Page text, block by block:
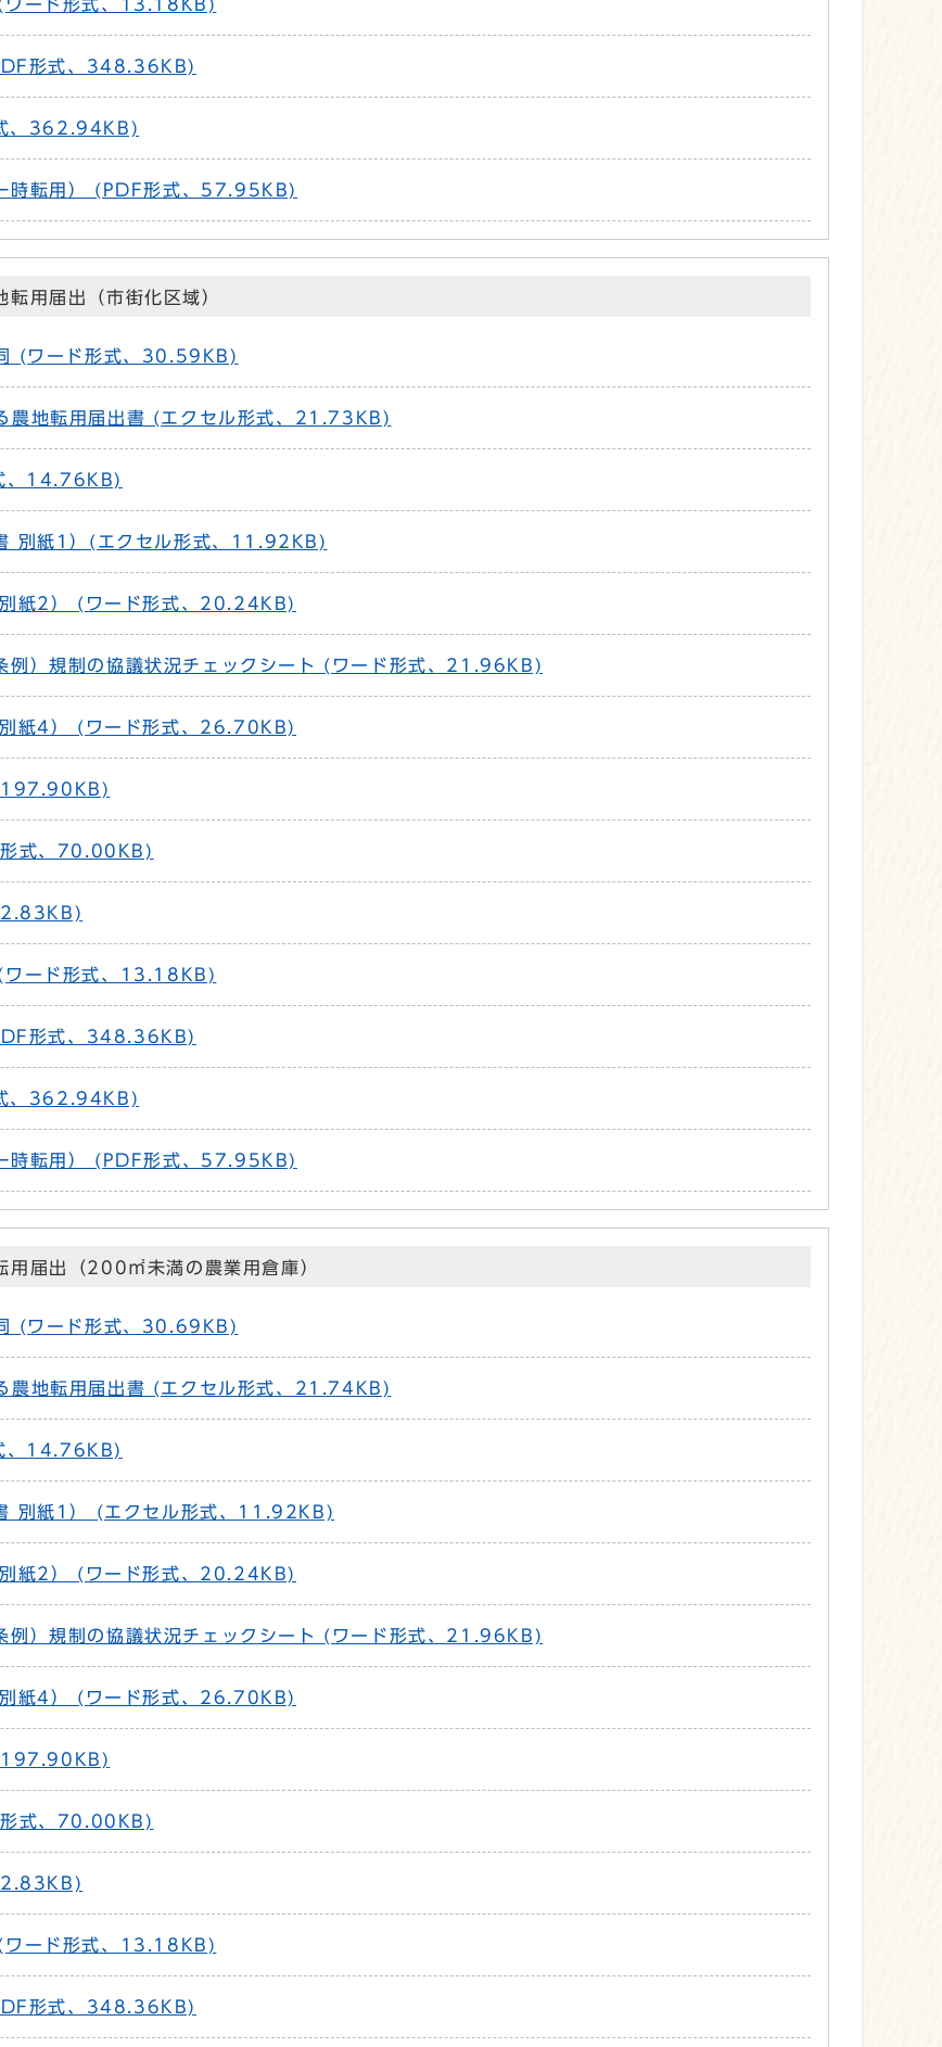
ワード形式、13.18KB)
形式、348.36KB)
、362.94KB)
時転用） (PDF形式、57.95KB)
用届出（市街化区域）
(ワード形式、30.59KB)
農地転用届出書 (エクセル形式、21.73KB)
、14.76KB)
別紙1）(エクセル形式、11.92KB)
紙2） (ワード形式、20.24KB)
例）規制の協議状況チェックシート (ワード形式、21.96KB)
紙4） (ワード形式、26.70KB)
197.90KB)
形式、70.00KB)
ワード形式、13.18KB)
形式、348.36KB)
、362.94KB)
時転用） (PDF形式、57.95KB)
届出（200㎡未満の農業用倉庫）
(ワード形式、30.69KB)
農地転用届出書 (エクセル形式、21.74KB)
、14.76KB)
別紙1） (エクセル形式、11.92KB)
紙2） (ワード形式、20.24KB)
例）規制の協議状況チェックシート (ワード形式、21.96KB)
紙4） (ワード形式、26.70KB)
197.90KB)
形式、70.00KB)
ワード形式、13.18KB)
形式、348.36KB)